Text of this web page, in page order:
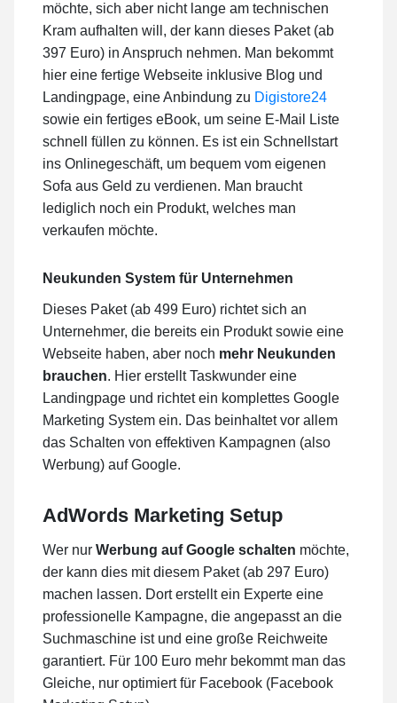
möchte, sich aber nicht lange am technischen
Kram aufhalten will, der kann dieses Paket (ab
397 Euro) in Anspruch nehmen. Man bekommt
hier eine fertige Webseite inklusive Blog und
Landingpage, eine Anbindung zu Digistore24
sowie ein fertiges eBook, um seine E-Mail Liste
schnell füllen zu können. Es ist ein Schnellstart
ins Onlinegeschäft, um bequem vom eigenen
Sofa aus Geld zu verdienen. Man braucht
lediglich noch ein Produkt, welches man
verkaufen möchte.
Neukunden System für Unternehmen
Dieses Paket (ab 499 Euro) richtet sich an
Unternehmer, die bereits ein Produkt sowie eine
Webseite haben, aber noch mehr Neukunden
brauchen. Hier erstellt Taskwunder eine
Landingpage und richtet ein komplettes Google
Marketing System ein. Das beinhaltet vor allem
das Schalten von effektiven Kampagnen (also
Werbung) auf Google.
AdWords Marketing Setup
Wer nur Werbung auf Google schalten möchte,
der kann dies mit diesem Paket (ab 297 Euro)
machen lassen. Dort erstellt ein Experte eine
professionelle Kampagne, die angepasst an die
Suchmaschine ist und eine große Reichweite
garantiert. Für 100 Euro mehr bekommt man das
Gleiche, nur optimiert für Facebook (Facebook